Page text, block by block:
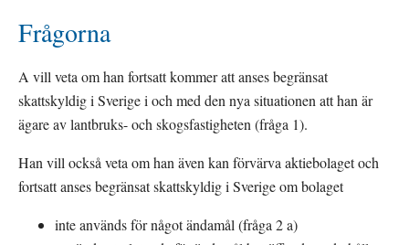
Frågorna
A vill veta om han fortsatt kommer att anses begränsat
skattskyldig i Sverige i och med den nya situationen att han är
ägare av lantbruks- och skogsfastigheten (fråga 1).
Han vill också veta om han även kan förvärva aktiebolaget och
fortsatt anses begränsat skattskyldig i Sverige om bolaget
inte används för något ändamål (fråga 2 a)